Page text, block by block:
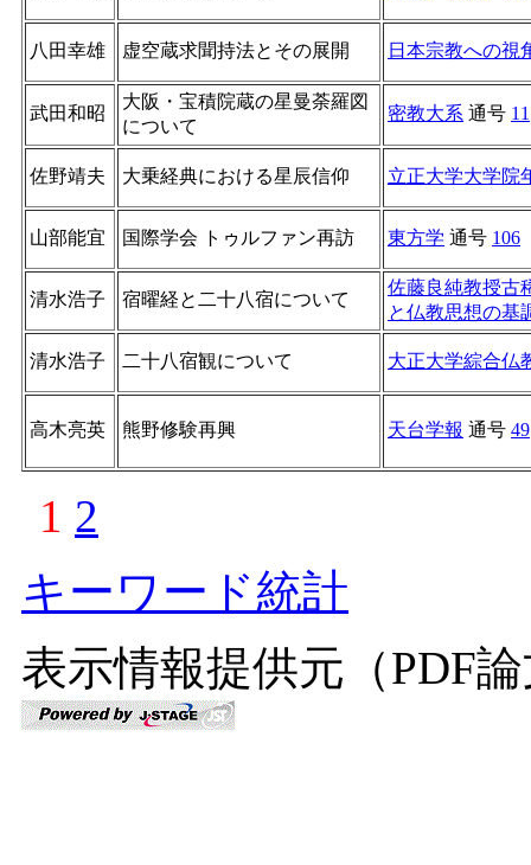
八田幸雄 虚空蔵求聞持法とその展開 日本宗教への視
武田和昭
大阪・宝積院蔵の星曼荼羅図
について
密教大系 通号 11
佐野靖夫 大乗経典における星辰信仰 立正大学大学院
山部能宜 国際学会 トゥルファン再訪 東方学 通号 106
清水浩子 宿曜経と二十八宿について
佐藤良純教授古
と仏教思想の基
清水浩子 二十八宿観について 大正大学綜合仏
高木亮英 熊野修験再興 天台学報 通号 49
1 2
キーワード統計
表示情報提供元（PDF